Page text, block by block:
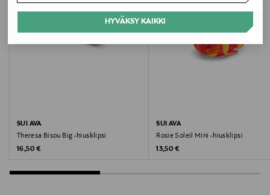
HYVÄKSY KAIKKI
Valmistajan tuotenumero
SA2602015
Valmistaja
SUI AVA
Theresa Bisou Big -hiusklipsi
Original Price
16,50 €
SUI AVA
Rosie Soleil Mini -hiusklipsi
Original Price
13,50 €